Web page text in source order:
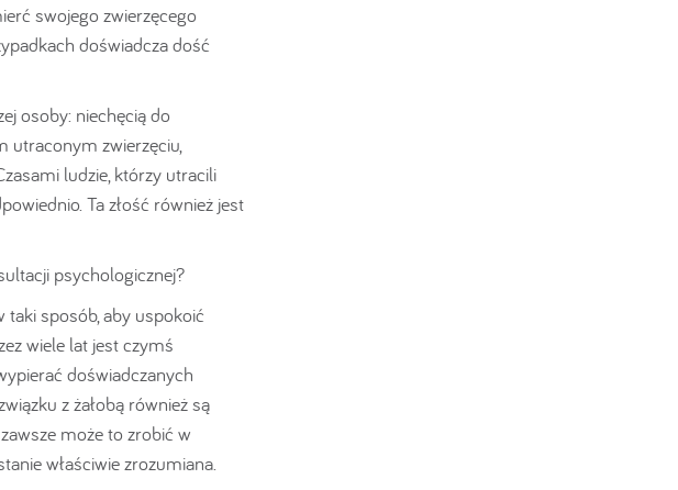
swojego zwierzęcego
doświadcza dość
osoby: niechęcią do
utraconym zwierzęciu,
ludzie, którzy utracili
Ta złość również jest
psychologicznej?
sposób, aby uspokoić
wiele lat jest czymś
doświadczanych
z żałobą również są
może to zrobić w
właściwie zrozumiana.